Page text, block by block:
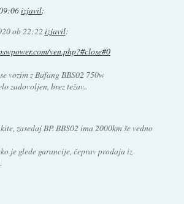
izjavil:
ob 22:22 izjavil:
ven.php?#close#0
vozim z Bafang BBS02 750w
zadovoljen, brez težav..
zasedaj BP. BBS02 ima 2000km še vedno
je glede garancije, čeprav prodaja iz